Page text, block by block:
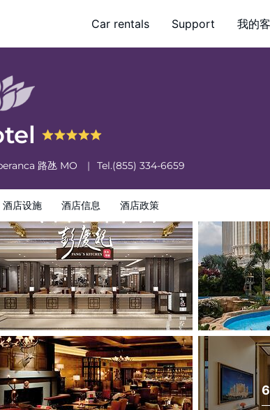
Car rentals Support 我的
路氹 MO Tel.(855) 334-6659
酒店设施 酒店信息 酒店政策